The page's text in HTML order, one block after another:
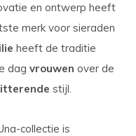
en ontwerp heeft
merk voor sieraden
heeft de traditie
dag vrouwen over de
stijl.
collectie is